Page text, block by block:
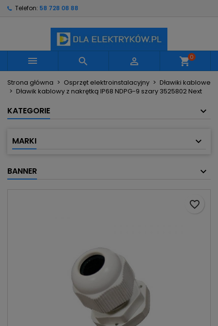
Telefon: 58 728 08 88
   shopping_cart0
Strona główna Osprzęt elektroinstalacyjny
Dławiki kablowe
Dławik kablowy z nakrętką IP68 NDPG-9 szary 3525802 Next
KATEGORIE
MARKI
BANNER
favorite_border
Utwórz nową listę
Nazwa listy życzeń
Anuluj Utwórz listę życzeń
Musisz być zalogowany by zapisać produkty na
swojej liście życzeń.
Anuluj Zaloguj się